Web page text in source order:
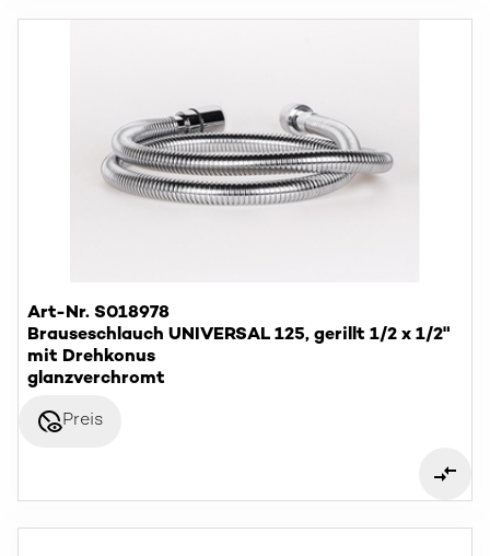
Art-Nr. S018978
Brauseschlauch UNIVERSAL 125, gerillt 1/2 x 1/2"
mit Drehkonus
glanzverchromt
disabled_visiblePreis